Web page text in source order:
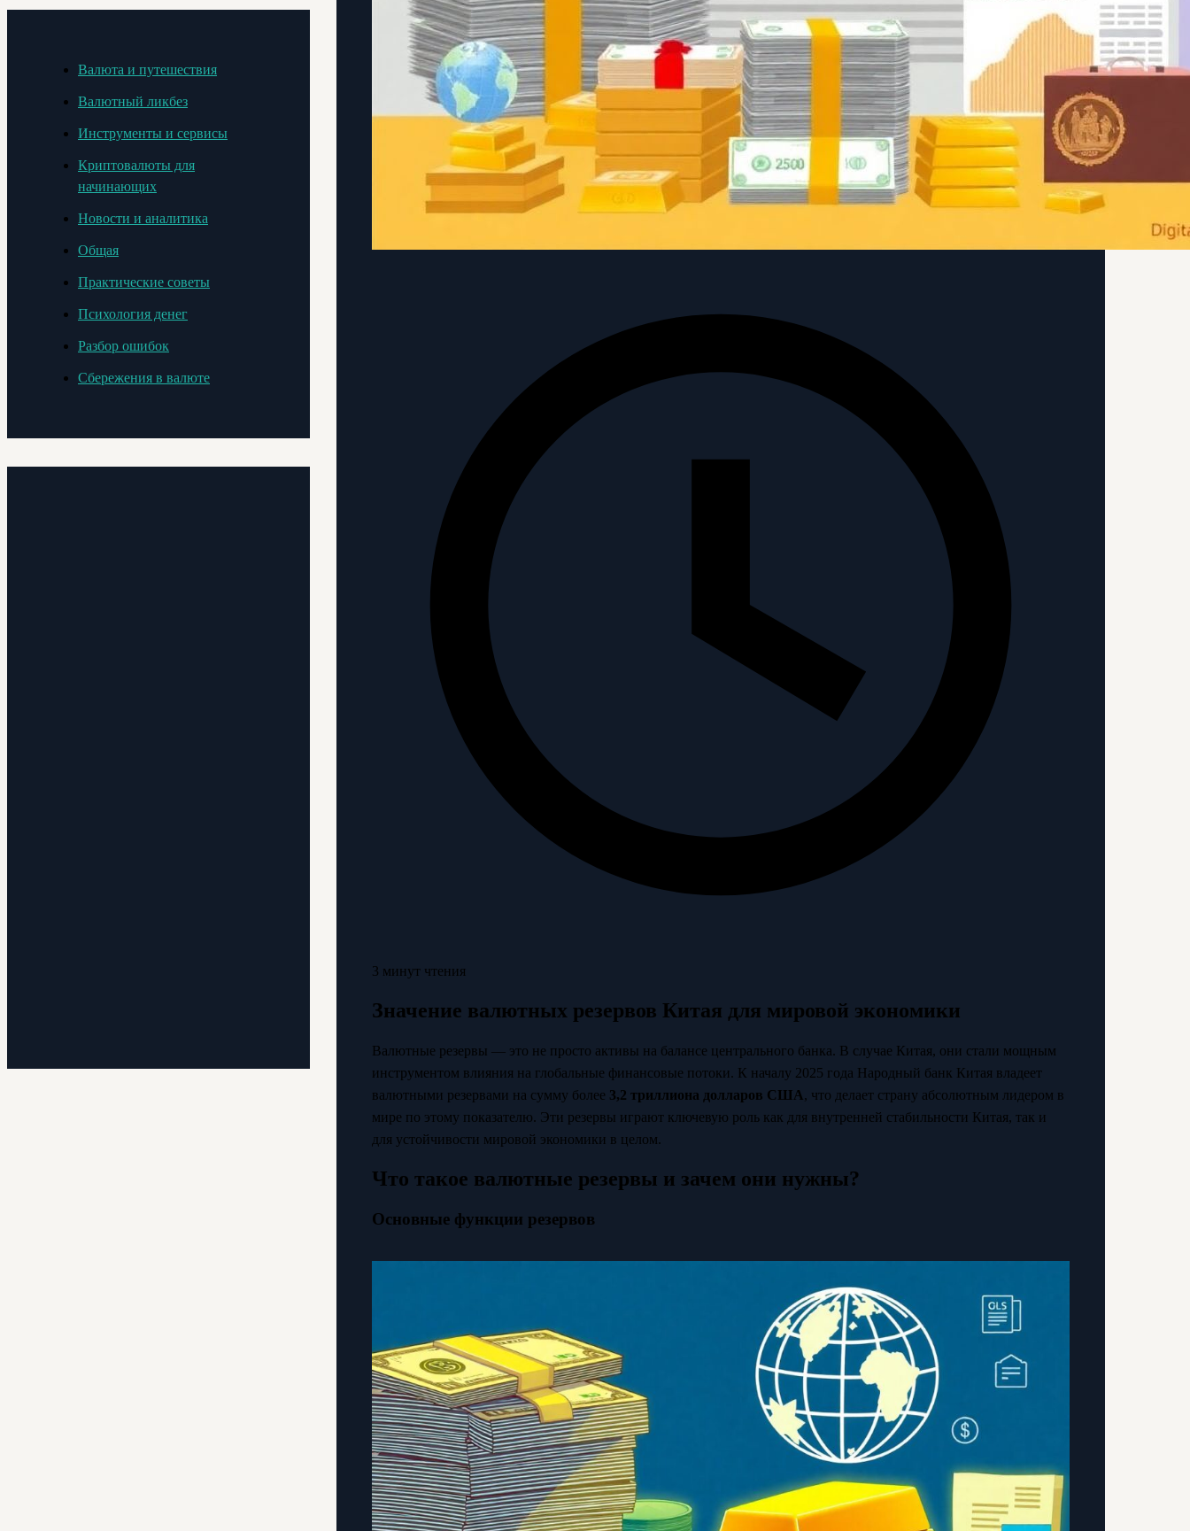
Валюта и путешествия
Валютный ликбез
Инструменты и сервисы
Криптовалюты для
начинающих
Новости и аналитика
Общая
Практические советы
Психология денег
Разбор ошибок
Сбережения в валюте
3 минут чтения
Значение валютных резервов Китая для мировой экономики
Валютные резервы — это не просто активы на балансе центрального банка. В случае Китая, они стали мощным
инструментом влияния на глобальные финансовые потоки. К началу 2025 года Народный банк Китая владеет
валютными резервами на сумму более 3,2 триллиона долларов США, что делает страну абсолютным лидером в
мире по этому показателю. Эти резервы играют ключевую роль как для внутренней стабильности Китая, так и
для устойчивости мировой экономики в целом.
Что такое валютные резервы и зачем они нужны?
Основные функции резервов